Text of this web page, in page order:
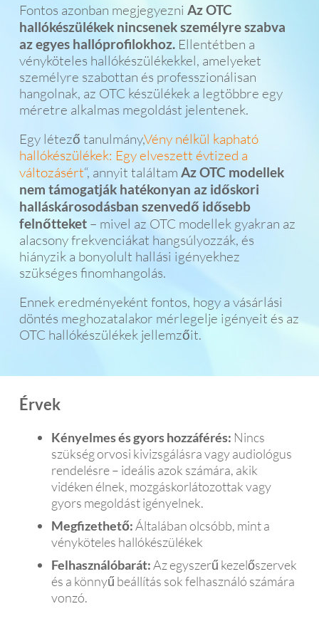
Fontos azonban megjegyezni Az OTC
hallókészülékek nincsenek személyre szabva
az egyes hallóprofilokhoz. Ellentétben a
vényköteles hallókészülékekkel, amelyeket
személyre szabottan és professzionálisan
hangolnak, az OTC készülékek a legtöbbre egy
méretre alkalmas megoldást jelentenek.
Egy létező tanulmány,Vény nélkül kapható
hallókészülékek: Egy elveszett évtized a
változásért“, annyit találtam Az OTC modellek
nem támogatják hatékonyan az időskori
halláskárosodásban szenvedő idősebb
felnőtteket – mivel az OTC modellek gyakran az
alacsony frekvenciákat hangsúlyozzák, és
hiányzik a bonyolult hallási igényekhez
szükséges finomhangolás.
Ennek eredményeként fontos, hogy a vásárlási
döntés meghozatalakor mérlegelje igényeit és az
OTC hallókészülékek jellemzőit.
Érvek
Kényelmes és gyors hozzáférés: Nincs
szükség orvosi kivizsgálásra vagy audiológus
rendelésre – ideális azok számára, akik
vidéken élnek, mozgáskorlátozottak vagy
gyors megoldást igényelnek.
Megfizethető:Általában olcsóbb, mint a
vényköteles hallókészülékek
Felhasználóbarát:Az egyszerű kezelőszervek
és a könnyű beállítás sok felhasználó számára
vonzó.